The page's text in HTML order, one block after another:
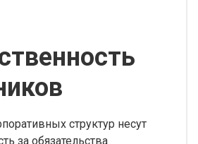
структур несут
за обязательства